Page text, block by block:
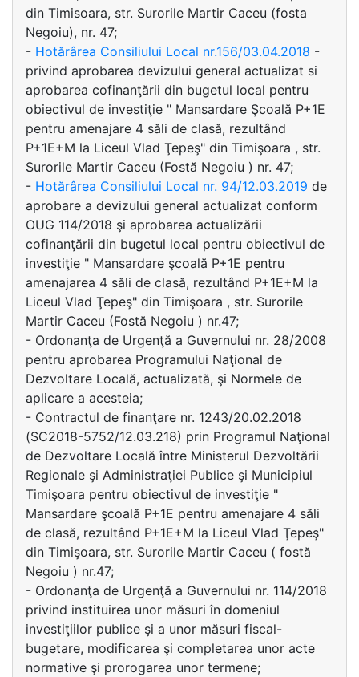
din Timisoara, str. Surorile Martir Caceu (fosta
Negoiu), nr. 47;
- Hotărârea Consiliului Local nr.156/03.04.2018 -
privind aprobarea devizului general actualizat si
aprobarea cofinanţării din bugetul local pentru
obiectivul de investiţie " Mansardare Şcoală P+1E
pentru amenajare 4 săli de clasă, rezultând
P+1E+M la Liceul Vlad Ţepeş" din Timişoara , str.
Surorile Martir Caceu (Fostă Negoiu ) nr. 47;
- Hotărârea Consiliului Local nr. 94/12.03.2019 de
aprobare a devizului general actualizat conform
OUG 114/2018 şi aprobarea actualizării
cofinanţării din bugetul local pentru obiectivul de
investiţie " Mansardare şcoală P+1E pentru
amenajarea 4 săli de clasă, rezultând P+1E+M la
Liceul Vlad Ţepeş" din Timişoara , str. Surorile
Martir Caceu (Fostă Negoiu ) nr.47;
- Ordonanţa de Urgenţă a Guvernului nr. 28/2008
pentru aprobarea Programului Naţional de
Dezvoltare Locală, actualizată, şi Normele de
aplicare a acesteia;
- Contractul de finanţare nr. 1243/20.02.2018
(SC2018-5752/12.03.218) prin Programul Naţional
de Dezvoltare Locală între Ministerul Dezvoltării
Regionale şi Administraţiei Publice şi Municipiul
Timişoara pentru obiectivul de investiţie "
Mansardare şcoală P+1E pentru amenajare 4 săli
de clasă, rezultând P+1E+M la Liceul Vlad Ţepeş"
din Timişoara, str. Surorile Martir Caceu ( fostă
Negoiu ) nr.47;
- Ordonanţa de Urgenţă a Guvernului nr. 114/2018
privind instituirea unor măsuri în domeniul
investiţiilor publice şi a unor măsuri fiscal-
bugetare, modificarea şi completarea unor acte
normative şi prorogarea unor termene;